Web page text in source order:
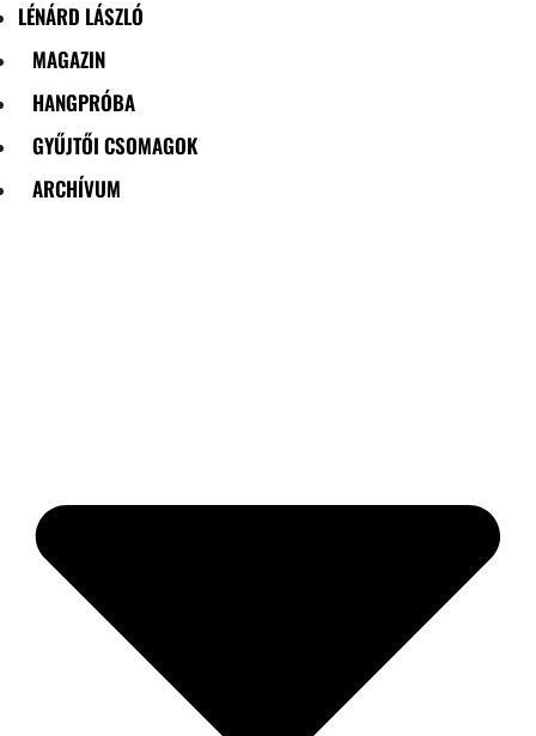
LÉNÁRD LÁSZLÓ
MAGAZIN
HANGPRÓBA
GYŰJTŐI CSOMAGOK
ARCHÍVUM